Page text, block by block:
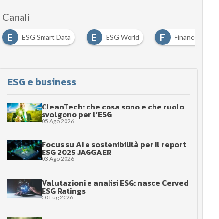
Canali
E ESG Smart Data E ESG World F Finance ESG
ESG e business
CleanTech: che cosa sono e che ruolo
svolgono per l’ESG
05 Ago 2026
Focus su AI e sostenibilità per il report
ESG 2025 JAGGAER
03 Ago 2026
Valutazioni e analisi ESG: nasce Cerved
ESG Ratings
30 Lug 2026